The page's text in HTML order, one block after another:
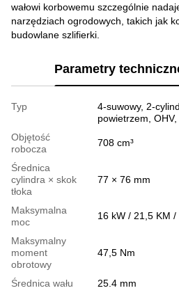
wałowi korbowemu szczególnie
narzędziach ogrodowych, takich jak
budowlane szlifierki.
Parametry
Typ
4-suwowy, 2-
powietrzem, OHV,
Objętość
robocza
708 cm³
Średnica
cylindra × skok
tłoka
77 × 76 mm
Maksymalna
moc
16 kW / 21,5 KM
Maksymalny
moment
obrotowy
47,5 Nm
Średnica wału
25.4 mm